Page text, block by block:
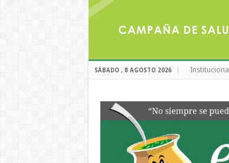
SÁBADO , 8 AGOSTO 2026 Institucional